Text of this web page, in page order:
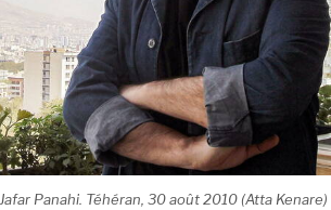
Jafar Panahi. Téhéran, 30 août 2010 (Atta Kenare)